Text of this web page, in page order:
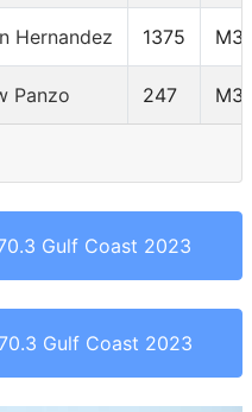
Hernandez 1375
Panzo 247
Gulf Coast 2023
Gulf Coast 2023